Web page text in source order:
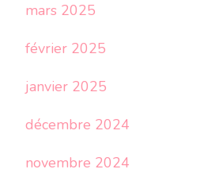
mars 2025
février 2025
janvier 2025
décembre 2024
novembre 2024